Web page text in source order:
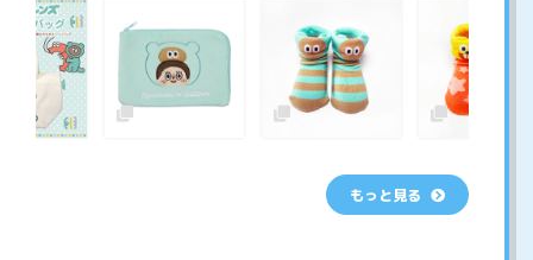
もっと見る